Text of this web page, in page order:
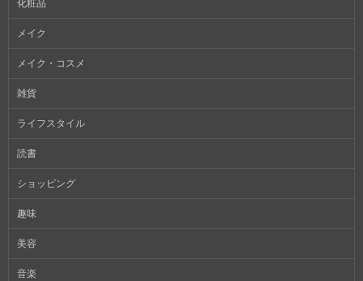
化粧品
メイク
メイク・コスメ
雑貨
ライフスタイル
読書
ショッピング
趣味
美容
音楽